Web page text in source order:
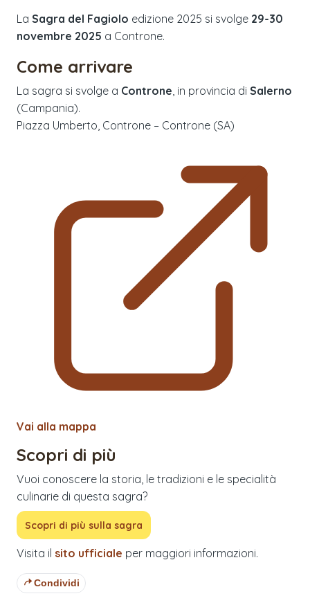
La Sagra del Fagiolo edizione 2025 si svolge 29-30
novembre 2025 a Controne.
Come arrivare
La sagra si svolge a Controne , in provincia di Salerno
(Campania).
Piazza Umberto, Controne – Controne (SA)
Vai alla mappa
Scopri di più
Vuoi conoscere la storia, le tradizioni e le specialità
culinarie di questa sagra?
Scopri di più sulla sagra
Visita il sito ufficiale per maggiori informazioni.
Condividi